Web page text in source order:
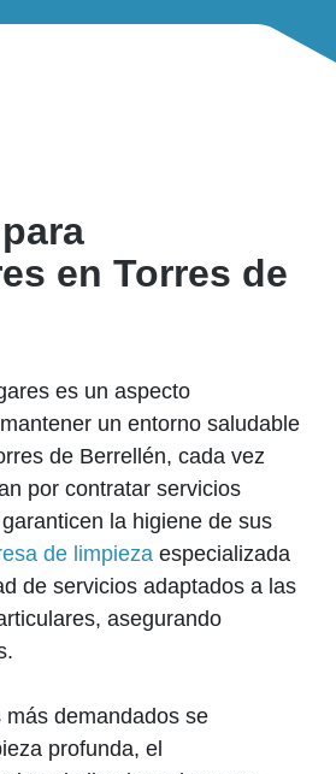
en Torres de
es un aspecto
un entorno saludable
de Berrellén, cada vez
por contratar servicios
la higiene de sus
de limpieza especializada
de servicios adaptados a las
asegurando
demandados se
profunda, el